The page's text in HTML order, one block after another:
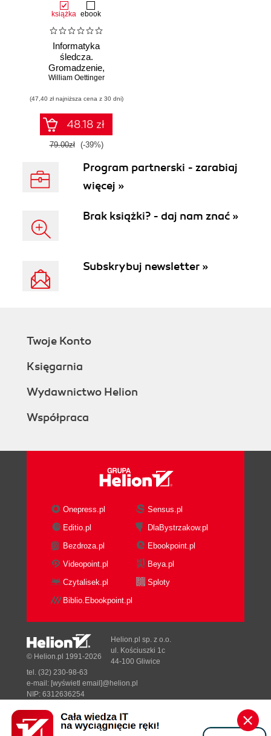
książka ebook
Informatyka
śledcza.
Gromadzenie,
analiza i
dowodów
elektronicznych dla
początkujących.
Wydanie II
William Oettinger
(47,40 zł najniższa cena z 30 dni)
48.18 zł
79.00zł (-39%)
Program partnerski - zarabiaj
więcej »
Brak książki? - daj nam znać »
Subskrybuj newsletter »
Twoje Konto
Księgarnia
Wydawnictwo Helion
Współpraca
Onepress.pl
Sensus.pl
Editio.pl
DlaBystrzakow.pl
Bezdroza.pl
Ebookpoint.pl
Videopoint.pl
Beya.pl
Czytalisek.pl
Sploty
Biblio.Ebookpoint.pl
Designed with ♥ byTonik.pl
© Helion.pl 1991-2026
Helion.pl sp. z o.o.
ul. Kościuszki 1c
44-100 Gliwice
tel. (32) 230-98-63
e-mail: [wyświetl email]@helion.pl
NIP: 6312636254